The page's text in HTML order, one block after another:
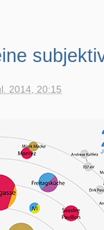
2014, 20:15